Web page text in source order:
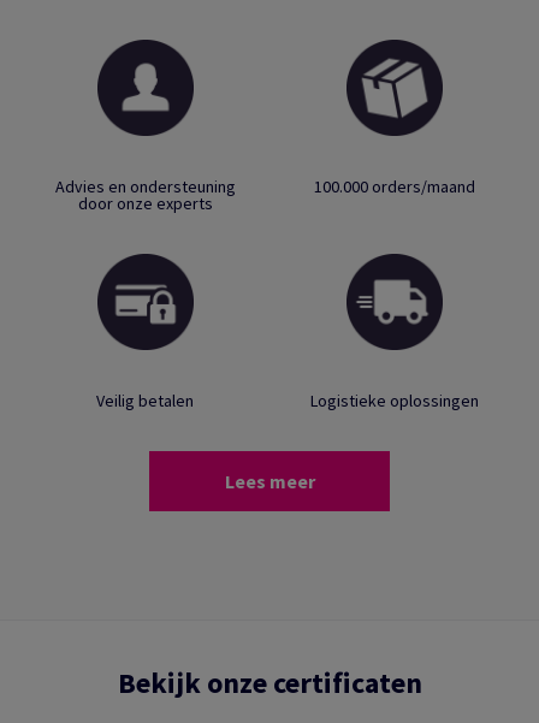
Advies en ondersteuning
door onze experts
100.000 orders/maand
Veilig betalen Logistieke oplossingen
Lees meer
Bekijk onze certificaten